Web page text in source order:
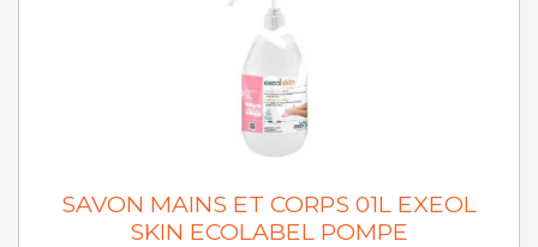
SAVON MAINS ET CORPS 01L EXEOL
SKIN ECOLABEL POMPE